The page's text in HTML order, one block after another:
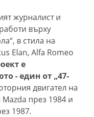
журналист и
върху
в стила на
Elan, Alfa Romeo
е
- един от „47-
двигател на
през 1984 и
1987.